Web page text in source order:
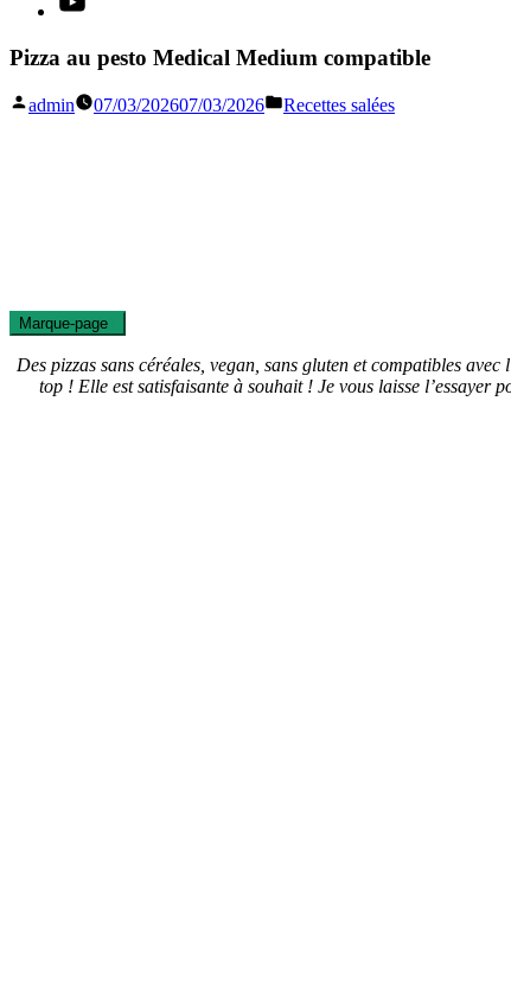
Pizza au pesto Medical Medium compatible
Publié
admin 07/03/202607/03/2026
Publié
Recettes salées
Marque-page
Des pizzas sans céréales, vegan, sans gluten et compatibles
top ! Elle est satisfaisante à souhait ! Je vous laisse l’essayer